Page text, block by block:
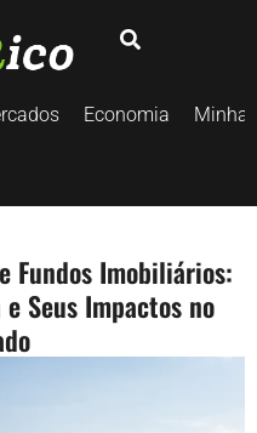
Economia
Fundos Imobiliários:
Seus Impactos no